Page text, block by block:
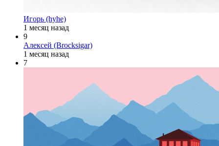
Игорь (hyhe)
1 месяц назад
9
Алексей (Brocksigar)
1 месяц назад
7